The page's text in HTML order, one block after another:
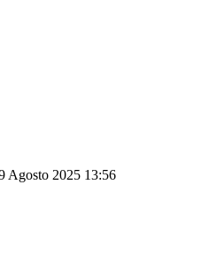
Agosto 2025 13:56